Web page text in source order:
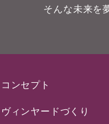
そんな未来を
コンセプト
ヴィンヤードづくり